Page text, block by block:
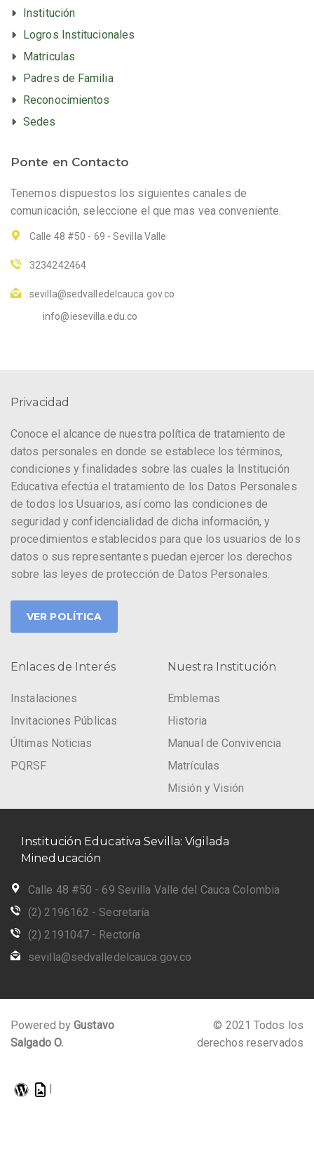
Institución
Logros Institucionales
Matriculas
Padres de Familia
Reconocimientos
Sedes
Ponte en Contacto
Tenemos dispuestos los siguientes canales de
comunicación, seleccione el que mas vea conveniente.
Calle 48 #50 - 69 - Sevilla Valle
3234242464
sevilla@sedvalledelcauca.gov.co
info@iesevilla.edu.co
Privacidad
Conoce el alcance de nuestra política de tratamiento de
datos personales en donde se establece los términos,
condiciones y finalidades sobre las cuales la Institución
Educativa efectúa el tratamiento de los Datos Personales
de todos los Usuarios, así como las condiciones de
seguridad y confidencialidad de dicha información, y
procedimientos establecidos para que los usuarios de los
datos o sus representantes puedan ejercer los derechos
sobre las leyes de protección de Datos Personales.
VER POLÍTICA
Enlaces de Interés
Instalaciones
Invitaciones Públicas
Últimas Noticias
PQRSF
Nuestra Institución
Emblemas
Historia
Manual de Convivencia
Matrículas
Misión y Visión
Institución Educativa Sevilla: Vigilada
Mineducación
Calle 48 #50 - 69 Sevilla Valle del Cauca Colombia
(2) 2196162 - Secretaría
(2) 2191047 - Rectoría
sevilla@sedvalledelcauca.gov.co
Powered byGustavo
Salgado O.
|
© 2021 Todos los
derechos reservados